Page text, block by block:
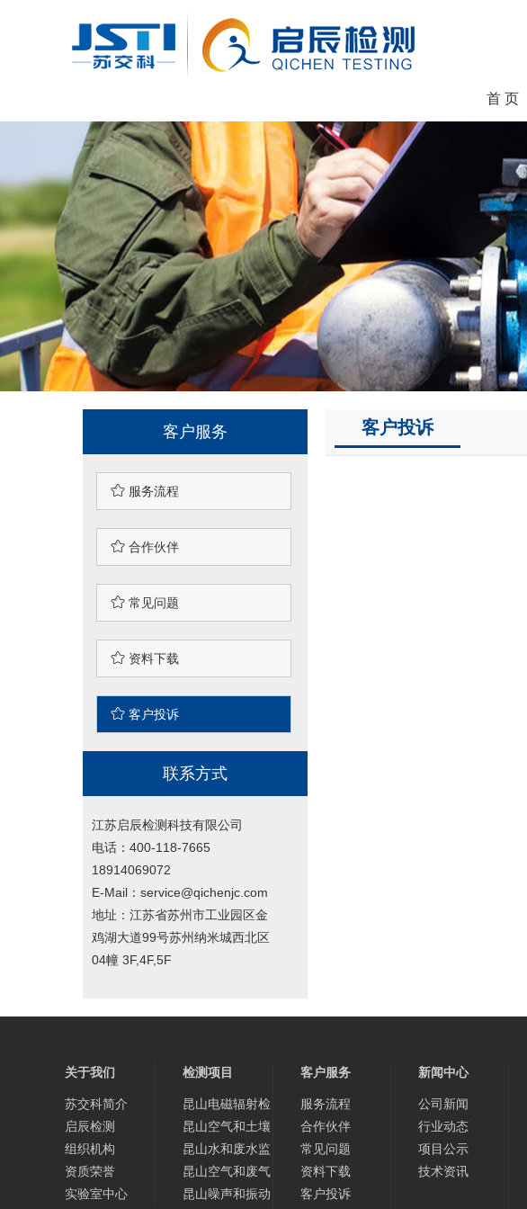
首 页
客户服务
 服务流程
 合作伙伴
 常见问题
 资料下载
 客户投诉
联系方式
江苏启辰检测科技有限公司
电话：400-118-7665
18914069072
E-Mail：service@qichenjc.com
地址：江苏省苏州市工业园区金
鸡湖大道99号苏州纳米城西北区
04幢 3F,4F,5F
客户投诉
关于我们
苏交科简介
启辰检测
组织机构
资质荣誉
实验室中心
检测项目
昆山电磁辐射检
测
昆山空气和土壤
中氡检测
昆山水和废水监
测
昆山空气和废气
监测
昆山噪声和振动
客户服务
服务流程
合作伙伴
常见问题
资料下载
客户投诉
新闻中心
公司新闻
行业动态
项目公示
技术资讯